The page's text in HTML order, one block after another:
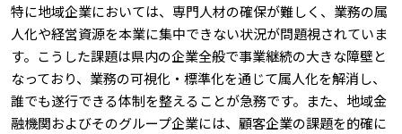
特に地域企業においては、専門人材の確保が難しく、業務の属
人化や経営資源を本業に集中できない状況が問題視されていま
す。こうした課題は県内の企業全般で事業継続の大きな障壁と
なっており、業務の可視化・標準化を通じて属人化を解消し、
誰でも遂行できる体制を整えることが急務です。また、地域金
融機関およびそのグループ企業には、顧客企業の課題を的確に